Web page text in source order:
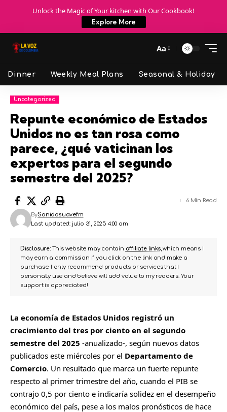
Unlock the Magic of Your kitchen with Our Cookbook!
Explore More
Aa
Dinner Weekly Meal Plans Seasonal & Holiday
Uncategorized
Repunte económico de Estados
Unidos no es tan rosa como
parece, ¿qué vaticinan los
expertos para el segundo
semestre del 2025?
Last updated: julio 31, 2025 4:00 am
BySonidosuavefm
6 Min Read
Disclosure:This website may contain affiliate links, which means I
may earn a commission if you click on the link and make a
purchase. I only recommend products or services that I
personally use and believe will add value to my readers. Your
support is appreciated!
La economía de Estados Unidos registró un
crecimiento del tres por ciento en el segundo
semestre del 2025 -anualizado-, según nuevos datos
publicados este miércoles por el Departamento de
Comercio. Un resultado que marca un fuerte repunte
respecto al primer trimestre del año, cuando el PIB se
contrajo 0,5 por ciento e indicaría solidez en el desempeño
económico del país, pese a los malos pronósticos de hace